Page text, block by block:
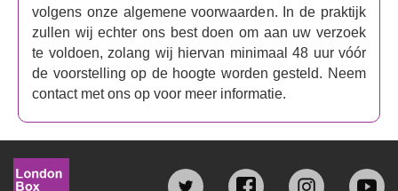
volgens onze algemene voorwaarden. In de praktijk
zullen wij echter ons best doen om aan uw verzoek
te voldoen, zolang wij hiervan minimaal 48 uur vóór
de voorstelling op de hoogte worden gesteld. Neem
contact met ons op voor meer informatie.